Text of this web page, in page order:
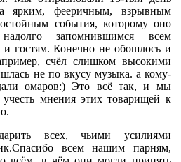
ярким, фееричным, взрывным
события, которому оно
запомнившимся всем
и гостям. Конечно не обошлось и
счёл слишком высокими
не по вкусу музыка. а кому-
омаров:) Это всё так, и мы
учесть мнения этих товарищей к
всех, чьими усилиями
всем нашим парням,